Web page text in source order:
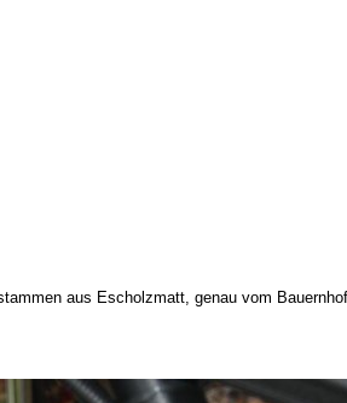
aus Escholzmatt, genau vom Bauernhof